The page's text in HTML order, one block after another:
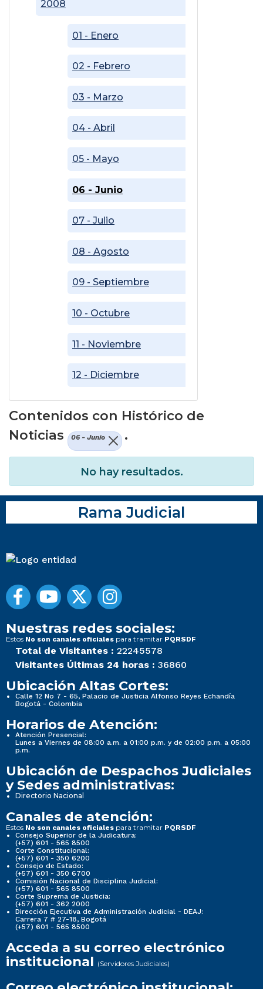
2008
01 - Enero
02 - Febrero
03 - Marzo
04 - Abril
05 - Mayo
06 - Junio
07 - Julio
08 - Agosto
09 - Septiembre
10 - Octubre
11 - Noviembre
12 - Diciembre
Contenidos con Histórico de
Noticias
06 - Junio .
No hay resultados.
Rama Judicial
Nuestras redes sociales:
Estos No son canales oficiales para tramitar PQRSDF
Total de Visitantes : 22245578
Visitantes Últimas 24 horas : 36860
Ubicación Altas Cortes:
Calle 12 No 7 - 65, Palacio de Justicia Alfonso Reyes Echandía
Bogotá - Colombia
Horarios de Atención:
Atención Presencial:
Lunes a Viernes de 08:00 a.m. a 01:00 p.m. y de 02:00 p.m. a 05:00
p.m.
Ubicación de Despachos Judiciales
y Sedes administrativas:
Directorio Nacional
Canales de atención:
Estos No son canales oficiales para tramitar PQRSDF
Consejo Superior de la Judicatura:
(+57) 601 - 565 8500
Corte Constitucional:
(+57) 601 - 350 6200
Consejo de Estado:
(+57) 601 - 350 6700
Comisión Nacional de Disciplina Judicial:
(+57) 601 - 565 8500
Corte Suprema de Justicia:
(+57) 601 - 362 2000
Dirección Ejecutiva de Administración Judicial - DEAJ:
Carrera 7 # 27-18, Bogotá
(+57) 601 - 565 8500
Acceda a su correo electrónico
institucional (Servidores Judiciales)